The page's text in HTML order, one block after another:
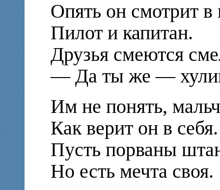
Опять он смотрит в
Пилот и капитан.
Друзья смеются
— Да ты же —
Им не понять,
Как верит он в себя.
Пусть порваны
Но есть мечта своя.